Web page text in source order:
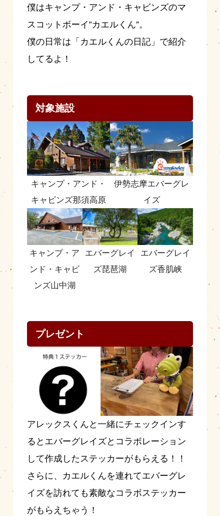
僕はキャンプ・アンド・キャビンズのマ
スコットボーイ”カエルくん”。
僕の日常は「カエルくんの日記」で紹介
してるよ！
対象施設
キャンプ・アンド・
キャビンズ那須高原
伊勢志摩エバーグレ
イズ
キャンプ・ア
ンド・キャビ
ンズ山中湖
エバーグレイ
ズ琵琶湖
エバーグレイ
ズ香肌峡
プレゼント
アレックスくんと一緒にチェックインす
るとエバーグレイズとコラボレーション
して作成したステッカーがもらえる！！
さらに、カエルくんを連れてエバーグレ
イズを訪れても素敵なコラボステッカー
がもらえちゃう！